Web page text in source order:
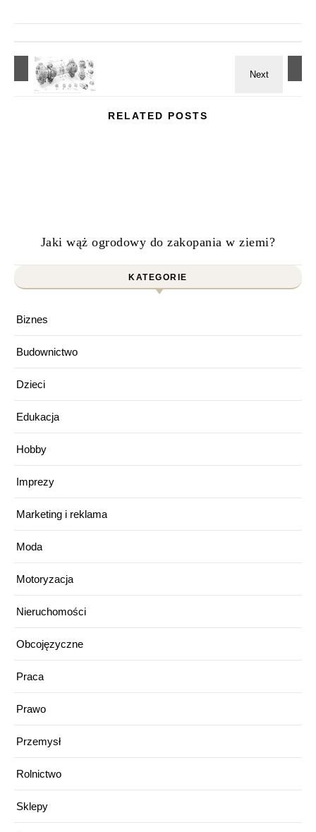
RELATED POSTS
Jaki wąż ogrodowy do zakopania w ziemi?
KATEGORIE
Biznes
Budownictwo
Dzieci
Edukacja
Hobby
Imprezy
Marketing i reklama
Moda
Motoryzacja
Nieruchomości
Obcojęzyczne
Praca
Prawo
Przemysł
Rolnictwo
Sklepy